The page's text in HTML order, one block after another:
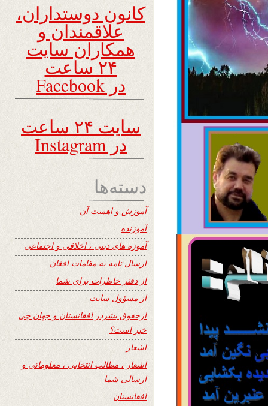
کانون دوستداران،
علاقمندان و
همکاران سایت
۲۴ ساعت
در Facebook
سایت ۲۴ ساعت
در Instagram
دسته‌ها
آموزش و اهمیت آن
آموزنده
آموزه های دینی ، اخلاقی و اجتماعی
ارسال نامه به مقامات افغان
از دفتر خاطرات برای شما
از مسؤول سایت
ازحقوق بشردر افغانستان و جهان چی
خبر است؟
اشعار
اشعار ، مطالب انتخابی ، معلوماتی و
ارسالی شما
افغانستان